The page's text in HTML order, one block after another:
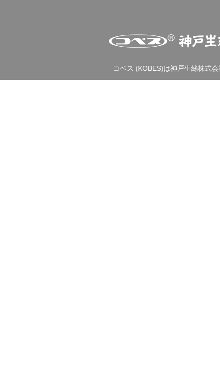
コベス (KOBES)は神戸生絲株式